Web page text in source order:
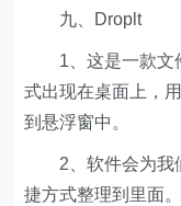
九、Droplt
1、这是一款文件
式出现在桌面上，
到悬浮窗中。
2、软件会为我
捷方式整理到里面。